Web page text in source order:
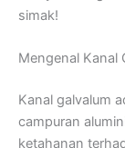
simak!
Mengenal Kanal
Kanal galvalum
campuran
ketahanan